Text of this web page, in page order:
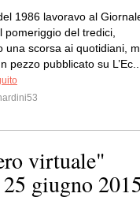
1986 lavoravo al
pomeriggio del tredici,
una scorsa ai quotidiani,
pezzo pubblicato su
virtuale"
giugno